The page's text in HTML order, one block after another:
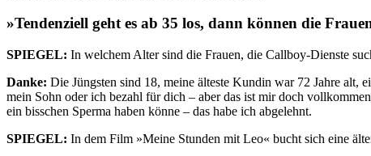
»Tendenziell geht es ab 35 los, dann können die
SPIEGEL: In welchem Alter sind die Frauen, die Callboy-Dienste
Danke: Die Jüngsten sind 18, meine älteste Kundin war 72 Jahre alt,
mein Sohn oder ich bezahl für dich – aber das ist mir doch
ein bisschen Sperma haben könne – das habe ich abgelehnt.
SPIEGEL: In dem Film »Meine Stunden mit Leo« bucht sich eine